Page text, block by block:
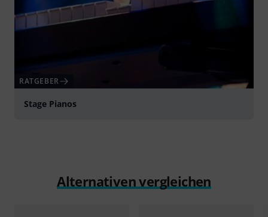
RATGEBER
Stage Pianos
Alternativen vergleichen